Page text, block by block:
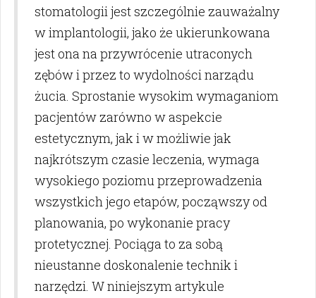
stomatologii jest szczególnie zauważalny
w implantologii, jako że ukierunkowana
jest ona na przywrócenie utraconych
zębów i przez to wydolności narządu
żucia. Sprostanie wysokim wymaganiom
pacjentów zarówno w aspekcie
estetycznym, jak i w możliwie jak
najkrótszym czasie leczenia, wymaga
wysokiego poziomu przeprowadzenia
wszystkich jego etapów, począwszy od
planowania, po wykonanie pracy
protetycznej. Pociąga to za sobą
nieustanne doskonalenie technik i
narzędzi. W niniejszym artykule